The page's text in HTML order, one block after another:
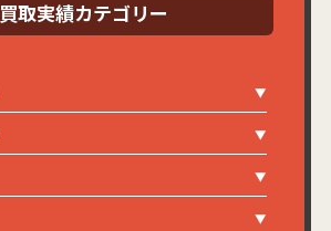
買取実績カテゴリー